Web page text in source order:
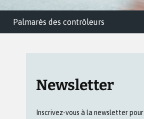
Palmarès des contrôleurs
Newsletter
Inscrivez-vous à la newsletter pour